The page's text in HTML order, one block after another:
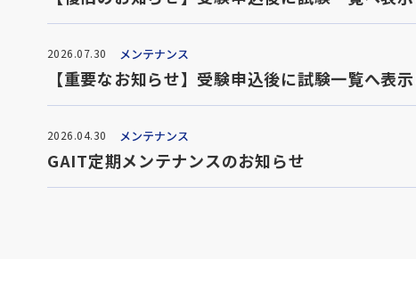
2026.07.30 メンテナンス
【重要なお知らせ】受験申込後に試験一覧へ表
2026.04.30 メンテナンス
GAIT定期メンテナンスのお知らせ